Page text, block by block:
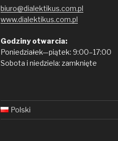
biuro@dialektikus.com.pl
www.dialektikus.com.pl
Godziny otwarcia:
Poniedziałek—piątek: 9:00–17:00
Sobota i niedziela: zamknięte
Polski